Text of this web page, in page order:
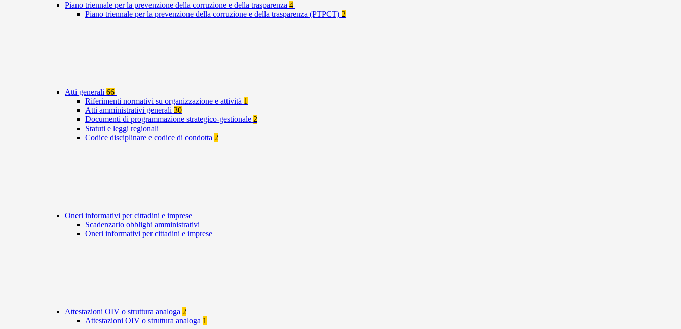
Piano triennale per la prevenzione della corruzione e della trasparenza 4
Piano triennale per la prevenzione della corruzione e della trasparenza (PTPCT) 2
Atti generali 66
Riferimenti normativi su organizzazione e attività 1
Atti amministrativi generali 30
Documenti di programmazione strategico-gestionale 2
Statuti e leggi regionali
Codice disciplinare e codice di condotta 2
Oneri informativi per cittadini e imprese
Scadenzario obblighi amministrativi
Oneri informativi per cittadini e imprese
Attestazioni OIV o struttura analoga 2
Attestazioni OIV o struttura analoga 1